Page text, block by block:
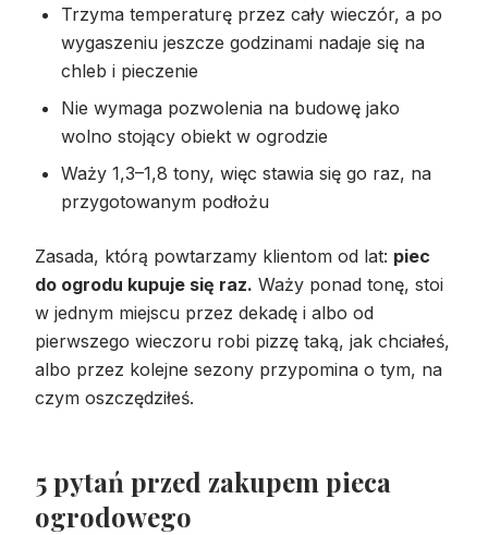
Trzyma temperaturę przez cały wieczór, a po
wygaszeniu jeszcze godzinami nadaje się na
chleb i pieczenie
Nie wymaga pozwolenia na budowę jako
wolno stojący obiekt w ogrodzie
Waży 1,3–1,8 tony, więc stawia się go raz, na
przygotowanym podłożu
Zasada, którą powtarzamy klientom od lat: piec
do ogrodu kupuje się raz. Waży ponad tonę, stoi
w jednym miejscu przez dekadę i albo od
pierwszego wieczoru robi pizzę taką, jak chciałeś,
albo przez kolejne sezony przypomina o tym, na
czym oszczędziłeś.
5 pytań przed zakupem pieca
ogrodowego